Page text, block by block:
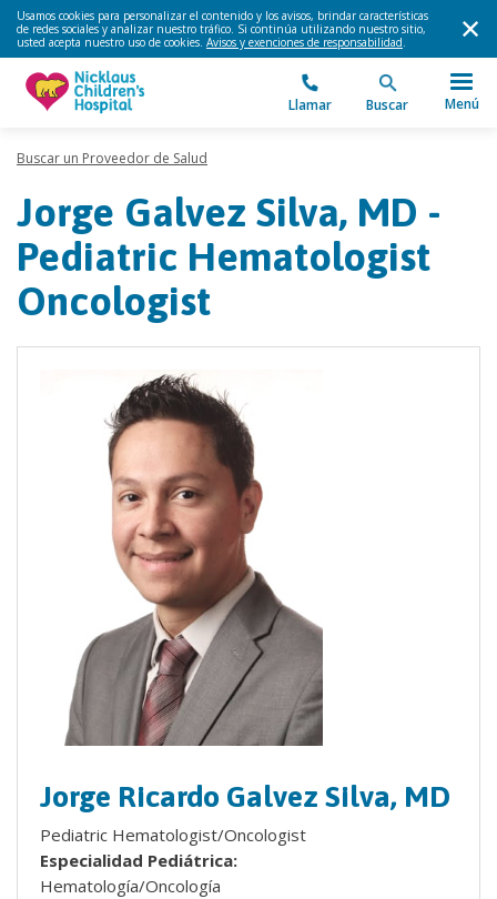
Usamos cookies para personalizar el contenido y los avisos, brindar características
de redes sociales y analizar nuestro tráfico. Si continúa utilizando nuestro sitio,
usted acepta nuestro uso de cookies. Avisos y exenciones de responsabilidad.
Llamar Buscar Menú
Buscar un Proveedor de Salud
Jorge Galvez Silva, MD -
Pediatric Hematologist
Oncologist
Jorge Ricardo Galvez Silva, MD
Pediatric Hematologist/Oncologist
Especialidad Pediátrica:
Hematología/Oncología